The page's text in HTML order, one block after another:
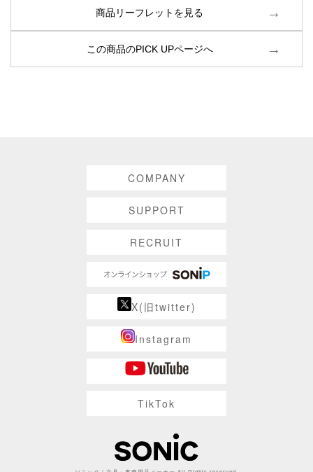
商品リーフレットを見る
この商品のPICK UPページへ
COMPANY
SUPPORT
RECRUIT
X(旧twitter)
Instagram
TikTok